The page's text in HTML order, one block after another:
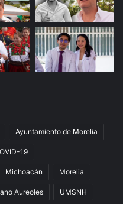
Ayuntamiento de Morelia
19
Michoacán Morelia
Aureoles UMSNH